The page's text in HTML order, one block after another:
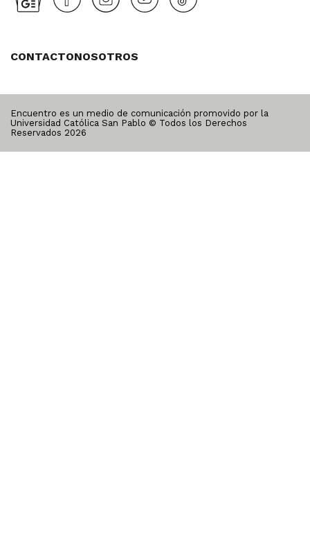
CONTACTONOSOTROS
Encuentro es un medio de comunicación promovido por la
Universidad Católica San Pablo © Todos los Derechos
Reservados 2026